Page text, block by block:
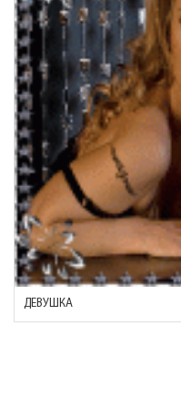
ДЕВУШКА